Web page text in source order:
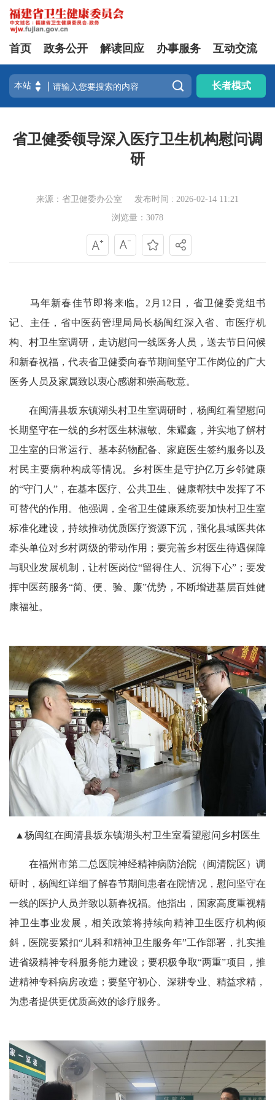
首页 政务公开 解读回应 办事服务 互动交流
 长者模式
省卫健委领导深入医疗卫生机构慰问调
研
来源：省卫健委办公室
发布时间 : 2026-02-14 11:21
浏览量：3078
马年新春佳节即将来临。2月12日，省卫健委党组书
记、主任，省中医药管理局局长杨闽红深入省、市医疗机
构、村卫生室调研，走访慰问一线医务人员，送去节日问候
和新春祝福，代表省卫健委向春节期间坚守工作岗位的广大
医务人员及家属致以衷心感谢和崇高敬意。
在闽清县坂东镇湖头村卫生室调研时，杨闽红看望慰问
长期坚守在一线的乡村医生林淑敏、朱耀鑫，并实地了解村
卫生室的日常运行、基本药物配备、家庭医生签约服务以及
村民主要病种构成等情况。乡村医生是守护亿万乡邻健康
的“守门人”，在基本医疗、公共卫生、健康帮扶中发挥了不
可替代的作用。他强调，全省卫生健康系统要加快村卫生室
标准化建设，持续推动优质医疗资源下沉，强化县域医共体
牵头单位对乡村两级的带动作用；要完善乡村医生待遇保障
与职业发展机制，让村医岗位“留得住人、沉得下心”；要发
挥中医药服务“简、便、验、廉”优势，不断增进基层百姓健
康福祉。
▲杨闽红在闽清县坂东镇湖头村卫生室看望慰问乡村医生
在福州市第二总医院神经精神病防治院（闽清院区）调
研时，杨闽红详细了解春节期间患者在院情况，慰问坚守在
一线的医护人员并致以新春祝福。他指出，国家高度重视精
神卫生事业发展，相关政策将持续向精神卫生医疗机构倾
斜，医院要紧扣“儿科和精神卫生服务年”工作部署，扎实推
进省级精神专科服务能力建设；要积极争取“两重”项目，推
进精神专科病房改造；要坚守初心、深耕专业、精益求精，
为患者提供更优质高效的诊疗服务。